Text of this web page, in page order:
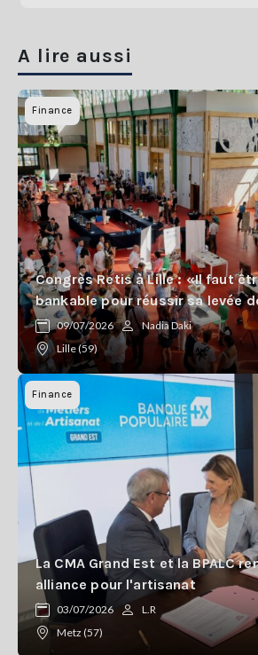
A lire aussi
Finance
Congrès Retis à Lille : «Il faut
bankable pour réussir sa levée
09/07/2026
Nadia Daki
Lille (59)
Finance
La CMA Grand Est et la BPALC
alliance pour l'artisanat
03/07/2026
L.R
Metz (57)